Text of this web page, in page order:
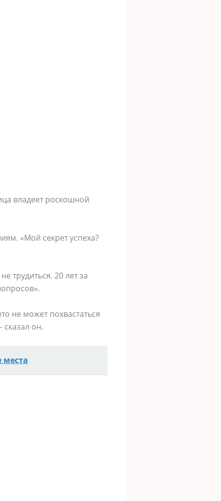
владеет роскошной
«Мой секрет успеха?
трудиться. 20 лет за
не может похвастаться
он.
места